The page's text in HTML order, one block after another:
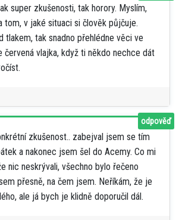
super zkušenosti, tak horory. Myslím,
tom, v jaké situaci si člověk půjčuje.
tlakem, tak snadno přehlédne věci ve
červená vlajka, když ti někdo nechce dát
zkušenost.. zabejval jsem se tím
a nakonec jsem šel do Acemy. Co mi
nic neskrývali, všechno bylo řečeno
přesně, na čem jsem. Neříkám, že je
ale já bych je klidně doporučil dál.
odpověď